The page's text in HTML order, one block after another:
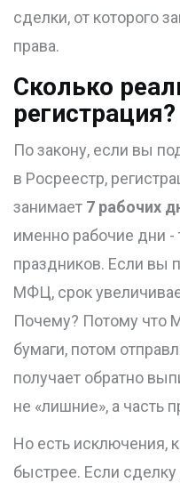
сделки, от которого
права.
Сколько
регистрация?
По закону, если вы
в Росреестр,
занимает 7 рабочих
именно рабочие дни -
праздников. Если вы
МФЦ, срок
Почему? Потому что
бумаги, потом
получает обратно
не «лишние», а часть
Но есть исключения,
быстрее. Если